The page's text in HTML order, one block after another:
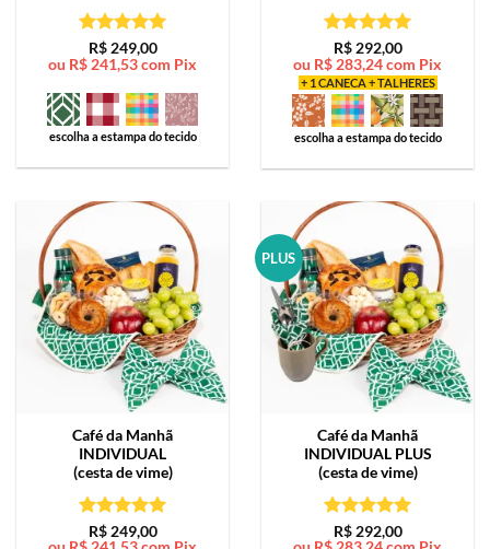
Avaliação5
de 5
R$249,00
ou R$ 241,53com Pix
escolha a estampa do tecido
Avaliação5
de 5
R$292,00
ou R$ 283,24com Pix
+ 1 CANECA + TALHERES
escolha a estampa do tecido
Café da Manhã
INDIVIDUAL
(cesta de vime)
Avaliação5
R$249,00
PLUS
Café da Manhã
INDIVIDUAL PLUS
(cesta de vime)
Avaliação5
R$292,00